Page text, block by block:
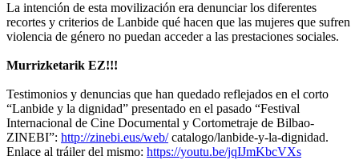
La intención de esta movilización era denunciar los diferentes
recortes y criterios de Lanbide qué hacen que las mujeres que sufren
violencia de género no puedan acceder a las prestaciones sociales.
Murrizketarik EZ!!!
Testimonios y denuncias que han quedado reflejados en el corto
“Lanbide y la dignidad” presentado en el pasado “Festival
Internacional de Cine Documental y Cortometraje de Bilbao-
ZINEBI”: http://zinebi.eus/web/catalogo/lanbide-y-la-dignidad.
Enlace al tráiler del mismo: https://youtu.be/jqIJmKbcVXs